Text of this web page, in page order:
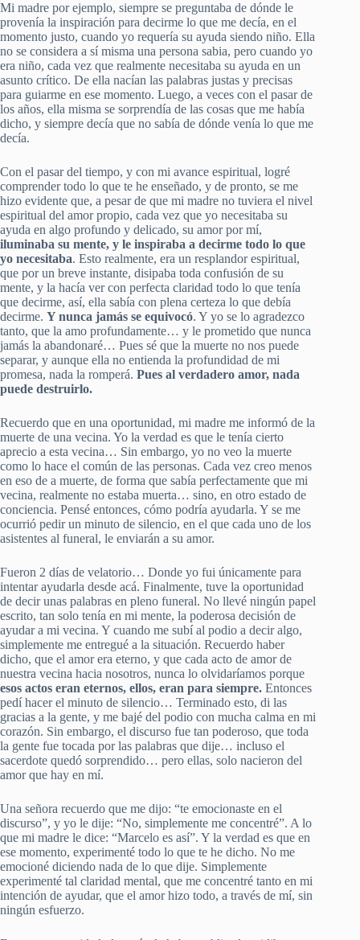
Mi madre por ejemplo, siempre se preguntaba de dónde le
provenía la inspiración para decirme lo que me decía, en el
momento justo, cuando yo requería su ayuda siendo niño. Ella
no se considera a sí misma una persona sabia, pero cuando yo
era niño, cada vez que realmente necesitaba su ayuda en un
asunto crítico. De ella nacían las palabras justas y precisas
para guiarme en ese momento. Luego, a veces con el pasar de
los años, ella misma se sorprendía de las cosas que me había
dicho, y siempre decía que no sabía de dónde venía lo que me
decía.
Con el pasar del tiempo, y con mi avance espiritual, logré
comprender todo lo que te he enseñado, y de pronto, se me
hizo evidente que, a pesar de que mi madre no tuviera el nivel
espiritual del amor propio, cada vez que yo necesitaba su
ayuda en algo profundo y delicado, su amor por mí,
iluminaba su mente, y le inspiraba a decirme todo lo que
yo necesitaba. Esto realmente, era un resplandor espiritual,
que por un breve instante, disipaba toda confusión de su
mente, y la hacía ver con perfecta claridad todo lo que tenía
que decirme, así, ella sabía con plena certeza lo que debía
decirme. Y nunca jamás se equivocó. Y yo se lo agradezco
tanto, que la amo profundamente… y le prometido que nunca
jamás la abandonaré… Pues sé que la muerte no nos puede
separar, y aunque ella no entienda la profundidad de mi
promesa, nada la romperá. Pues al verdadero amor, nada
puede destruirlo.
Recuerdo que en una oportunidad, mi madre me informó de la
muerte de una vecina. Yo la verdad es que le tenía cierto
aprecio a esta vecina… Sin embargo, yo no veo la muerte
como lo hace el común de las personas. Cada vez creo menos
en eso de a muerte, de forma que sabía perfectamente que mi
vecina, realmente no estaba muerta… sino, en otro estado de
conciencia. Pensé entonces, cómo podría ayudarla. Y se me
ocurrió pedir un minuto de silencio, en el que cada uno de los
asistentes al funeral, le enviarán a su amor.
Fueron 2 días de velatorio… Donde yo fui únicamente para
intentar ayudarla desde acá. Finalmente, tuve la oportunidad
de decir unas palabras en pleno funeral. No llevé ningún papel
escrito, tan solo tenía en mi mente, la poderosa decisión de
ayudar a mi vecina. Y cuando me subí al podio a decir algo,
simplemente me entregué a la situación. Recuerdo haber
dicho, que el amor era eterno, y que cada acto de amor de
nuestra vecina hacia nosotros, nunca lo olvidaríamos porque
esos actos eran eternos, ellos, eran para siempre. Entonces
pedí hacer el minuto de silencio… Terminado esto, di las
gracias a la gente, y me bajé del podio con mucha calma en mi
corazón. Sin embargo, el discurso fue tan poderoso, que toda
la gente fue tocada por las palabras que dije… incluso el
sacerdote quedó sorprendido… pero ellas, solo nacieron del
amor que hay en mí.
Una señora recuerdo que me dijo: “te emocionaste en el
discurso”, y yo le dije: “No, simplemente me concentré”. A lo
que mi madre le dice: “Marcelo es así”. Y la verdad es que en
ese momento, experimenté todo lo que te he dicho. No me
emocioné diciendo nada de lo que dije. Simplemente
experimenté tal claridad mental, que me concentré tanto en mi
intención de ayudar, que el amor hizo todo, a través de mí, sin
ningún esfuerzo.